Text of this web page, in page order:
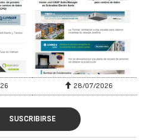
28/07/2026
SUSCRIBIRSE